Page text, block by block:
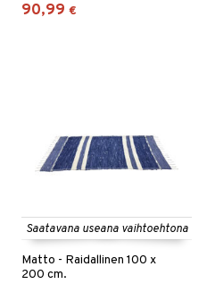
90,99 €
Saatavana useana vaihtoehtona
Matto - Raidallinen 100 x
200 cm.